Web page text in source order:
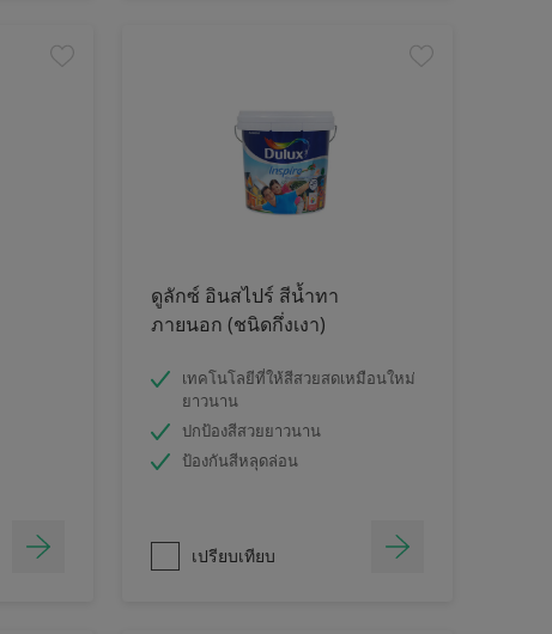
ดูลักซ์ อินสไปร์ สีน้ำทา
ภายนอก (ชนิดกึ่งเงา)
เทคโนโลยีที่ให้สีสวยสดเหมือนใหม่
ยาวนาน
ปกป้องสีสวยยาวนาน
ป้องกันสีหลุดล่อน
เปรียบเทียบ